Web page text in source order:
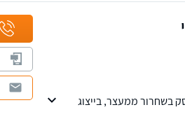
ותק של למעלה מ-25 שנים, עוסק בשחרור ממעצר, בייצוג